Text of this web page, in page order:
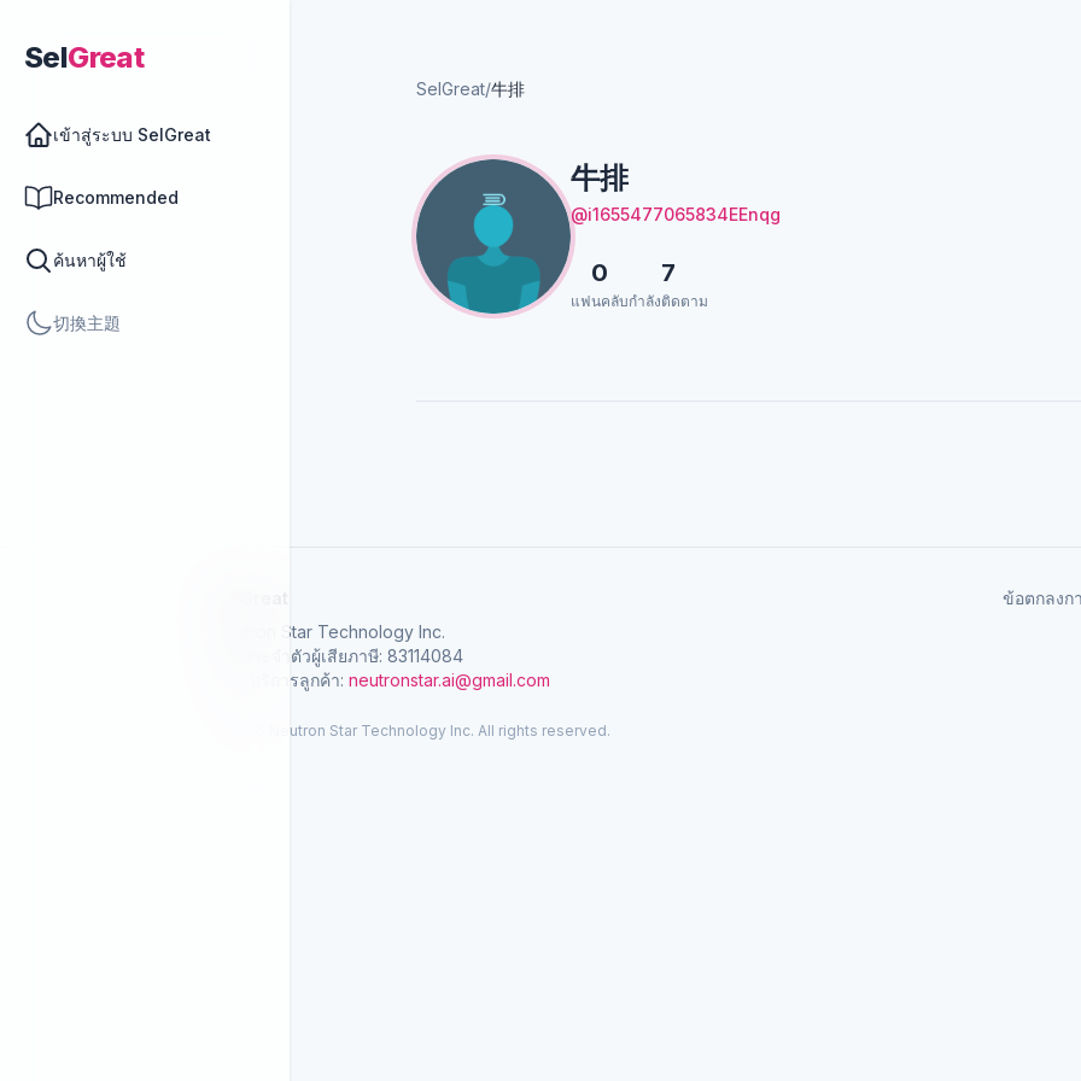
SelGreat
เข้าสู่ระบบ SelGreat
Recommended
ค้นหาผู้ใช้
切換主題
SelGreat/牛排
牛排
@i1655477065834EEnqg
0
แฟนคลับ
7
กำลังติดตาม
Neutron Star Technology Inc.
เลขประจำตัวผู้เสียภาษี: 83114084
อีเมลบริการลูกค้า: neutronstar.ai@gmail.com
ข้อตกลงก
© 2026 Neutron Star Technology Inc. All rights reserved.